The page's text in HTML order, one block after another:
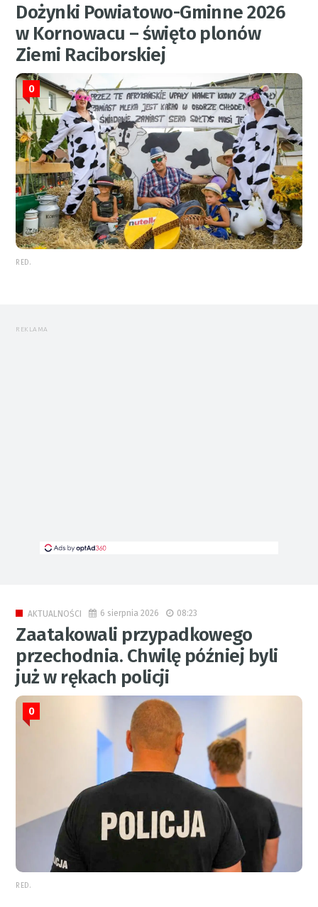
Dożynki Powiatowo-Gminne 2026
w Kornowacu – święto plonów
Ziemi Raciborskiej
0
RED.
REKLAMA
AKTUALNOŚCI 6 sierpnia 2026 08:23
Zaatakowali przypadkowego
przechodnia. Chwilę później byli
już w rękach policji
0
RED.